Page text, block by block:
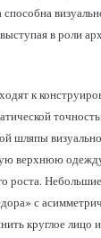
в роли
к
шляпы визуально
верхнюю
роста.
с
круглое лицо